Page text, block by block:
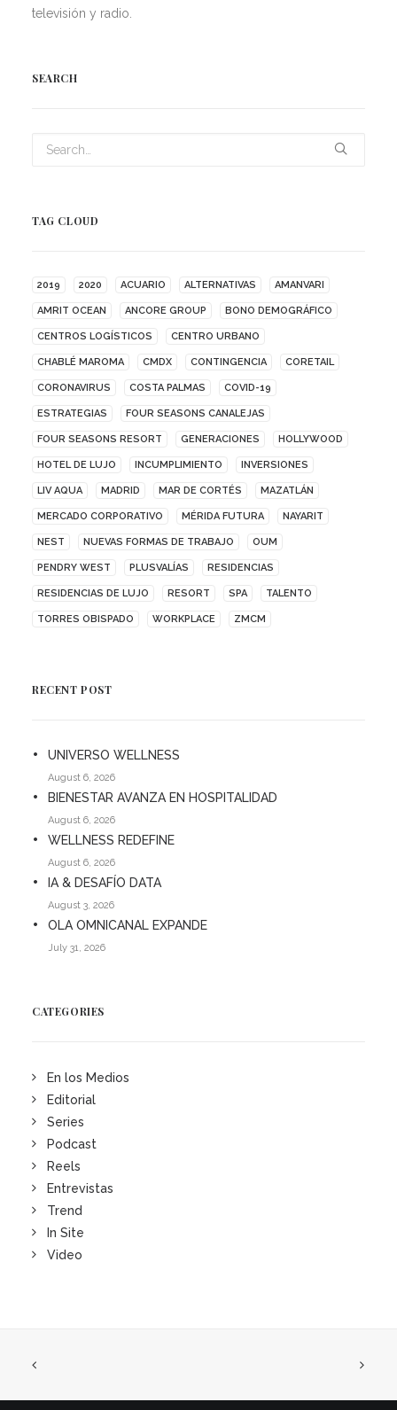
televisión y radio.
SEARCH
TAG CLOUD
2019 2020 ACUARIO ALTERNATIVAS AMANVARI
AMRIT OCEAN ANCORE GROUP BONO DEMOGRÁFICO
CENTROS LOGÍSTICOS CENTRO URBANO
CHABLÉ MAROMA CMDX CONTINGENCIA CORETAIL
CORONAVIRUS COSTA PALMAS COVID-19
ESTRATEGIAS FOUR SEASONS CANALEJAS
FOUR SEASONS RESORT GENERACIONES HOLLYWOOD
HOTEL DE LUJO INCUMPLIMIENTO INVERSIONES
LIV AQUA MADRID MAR DE CORTÉS MAZATLÁN
MERCADO CORPORATIVO MÉRIDA FUTURA NAYARIT
NEST NUEVAS FORMAS DE TRABAJO OUM
PENDRY WEST PLUSVALÍAS RESIDENCIAS
RESIDENCIAS DE LUJO RESORT SPA TALENTO
TORRES OBISPADO WORKPLACE ZMCM
RECENT POST
UNIVERSO WELLNESS
August 6, 2026
BIENESTAR AVANZA EN HOSPITALIDAD
August 6, 2026
WELLNESS REDEFINE
August 6, 2026
IA & DESAFÍO DATA
August 3, 2026
OLA OMNICANAL EXPANDE
July 31, 2026
CATEGORIES
En los Medios
Editorial
Series
Podcast
Reels
Entrevistas
Trend
In Site
Video